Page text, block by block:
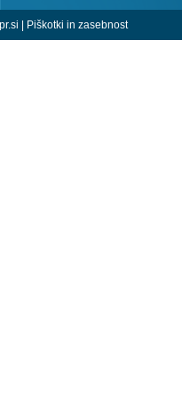
| Piškotki in zasebnost